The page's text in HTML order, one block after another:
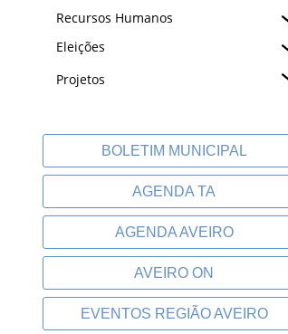
Recursos Humanos
Eleições
Projetos
BOLETIM MUNICIPAL
AGENDA TA
AGENDA AVEIRO
AVEIRO ON
EVENTOS REGIÃO AVEIRO